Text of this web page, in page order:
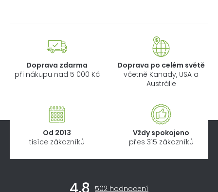
Doprava zdarma
při nákupu nad 5 000 Kč
Doprava po celém světě
včetně Kanady, USA a
Austrálie
Od 2013
tisíce zákazníků
Vždy spokojeno
přes 315 zákazníků
Průměrné
502 hodnocení